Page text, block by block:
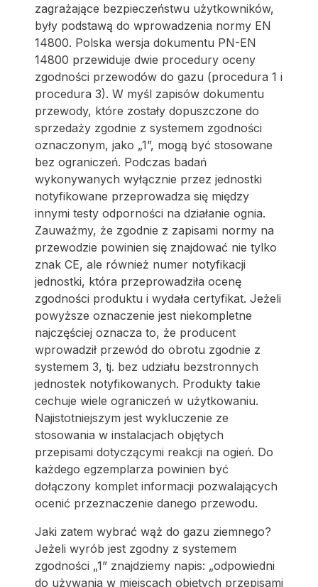
zagrażające bezpieczeństwu użytkowników,
były podstawą do wprowadzenia normy EN
14800. Polska wersja dokumentu PN-EN
14800 przewiduje dwie procedury oceny
zgodności przewodów do gazu (procedura 1 i
procedura 3). W myśl zapisów dokumentu
przewody, które zostały dopuszczone do
sprzedaży zgodnie z systemem zgodności
oznaczonym, jako „1”, mogą być stosowane
bez ograniczeń. Podczas badań
wykonywanych wyłącznie przez jednostki
notyfikowane przeprowadza się między
innymi testy odporności na działanie ognia.
Zauważmy, że zgodnie z zapisami normy na
przewodzie powinien się znajdować nie tylko
znak CE, ale również numer notyfikacji
jednostki, która przeprowadziła ocenę
zgodności produktu i wydała certyfikat. Jeżeli
powyższe oznaczenie jest niekompletne
najczęściej oznacza to, że producent
wprowadził przewód do obrotu zgodnie z
systemem 3, tj. bez udziału bezstronnych
jednostek notyfikowanych. Produkty takie
cechuje wiele ograniczeń w użytkowaniu.
Najistotniejszym jest wykluczenie ze
stosowania w instalacjach objętych
przepisami dotyczącymi reakcji na ogień. Do
każdego egzemplarza powinien być
dołączony komplet informacji pozwalających
ocenić przeznaczenie danego przewodu.
Jaki zatem wybrać wąż do gazu ziemnego?
Jeżeli wyrób jest zgodny z systemem
zgodności „1” znajdziemy napis: „odpowiedni
do używania w miejscach objętych przepisami